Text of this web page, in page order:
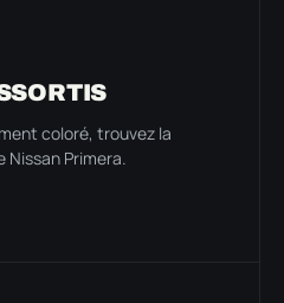
coloré, trouvez la
Primera.